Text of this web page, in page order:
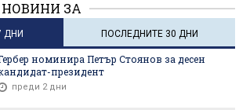
ЗА
ДНИ ПОСЛЕДНИТЕ 30 ДНИ
номинира Петър Стоянов за десен
президент
преди 2 дни